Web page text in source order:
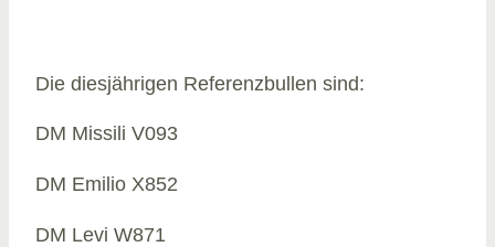
Die diesjährigen Referenzbullen sind:
DM Missili V093
DM Emilio X852
DM Levi W871